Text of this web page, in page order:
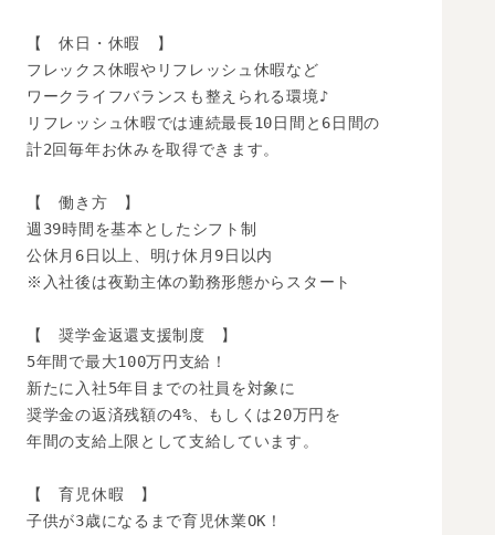
【　休日・休暇　】
フレックス休暇やリフレッシュ休暇など
ワークライフバランスも整えられる環境♪
リフレッシュ休暇では連続最長10日間と6日間の
計2回毎年お休みを取得できます。
【　働き方　】
週39時間を基本としたシフト制
公休月6日以上、明け休月9日以内
※入社後は夜勤主体の勤務形態からスタート
【　奨学金返還支援制度　】
5年間で最大100万円支給！
新たに入社5年目までの社員を対象に
奨学金の返済残額の4%、もしくは20万円を
年間の支給上限として支給しています。
【　育児休暇　】
子供が3歳になるまで育児休業OK！